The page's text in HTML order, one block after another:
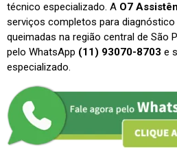
técnico especializado. A O7
serviços completos para
queimadas na região central de São
pelo WhatsApp (11) 93070-8703 e
especializado.